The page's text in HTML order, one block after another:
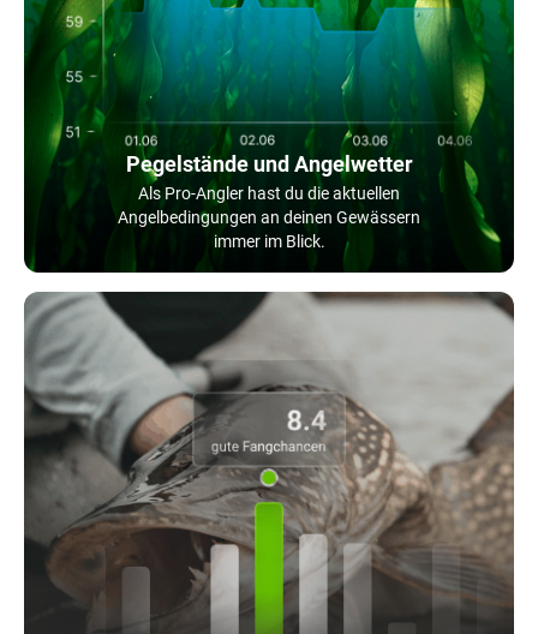
Pegelstände und Angelwetter
Als Pro-Angler hast du die aktuellen
Angelbedingungen an deinen Gewässern
immer im Blick.